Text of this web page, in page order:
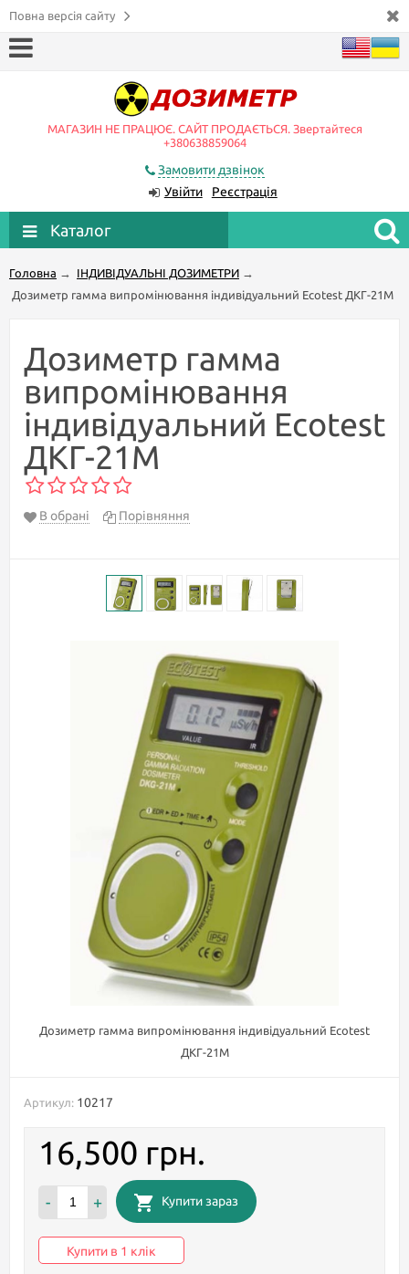
Повна версія сайту
МАГАЗИН НЕ ПРАЦЮЄ. САЙТ ПРОДАЄТЬСЯ. Звертайтеся
+380638859064
Замовити дзвінок
Увійти
Реєстрація
Каталог
Головна → ІНДИВІДУАЛЬНІ ДОЗИМЕТРИ →
Дозиметр гамма випромінювання індивідуальний Ecotest ДКГ-21М
Дозиметр гамма
випромінювання
індивідуальний Ecotest
ДКГ-21М
В обрані Порівняння
Дозиметр гамма випромінювання індивідуальний Ecotest
ДКГ-21М
Артикул: 10217
16,500 грн.
- + Купити зараз
Купити в 1 клік